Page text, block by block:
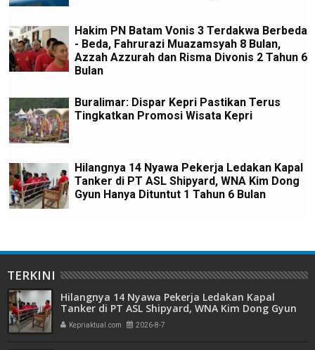
Hakim PN Batam Vonis 3 Terdakwa Berbeda
- Beda, Fahrurazi Muazamsyah 8 Bulan,
Azzah Azzurah dan Risma Divonis 2 Tahun 6
Bulan
Buralimar: Dispar Kepri Pastikan Terus
Tingkatkan Promosi Wisata Kepri
Hilangnya 14 Nyawa Pekerja Ledakan Kapal
Tanker di PT ASL Shipyard, WNA Kim Dong
Gyun Hanya Dituntut 1 Tahun 6 Bulan
TERKINI
Hilangnya 14 Nyawa Pekerja Ledakan Kapal
Tanker di PT ASL Shipyard, WNA Kim Dong Gyun
Hanya Dituntut 1 Tahun 6 Bulan
Kepriaktual.com 2026-8-7